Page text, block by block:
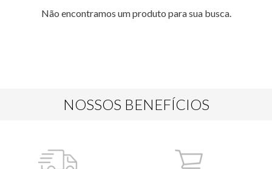
Não encontramos um produto para sua busca.
NOSSOS BENEFÍCIOS